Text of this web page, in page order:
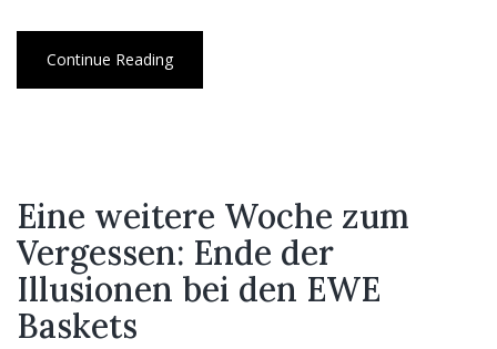
Continue Reading
Eine weitere Woche zum
Vergessen: Ende der
Illusionen bei den EWE
Baskets